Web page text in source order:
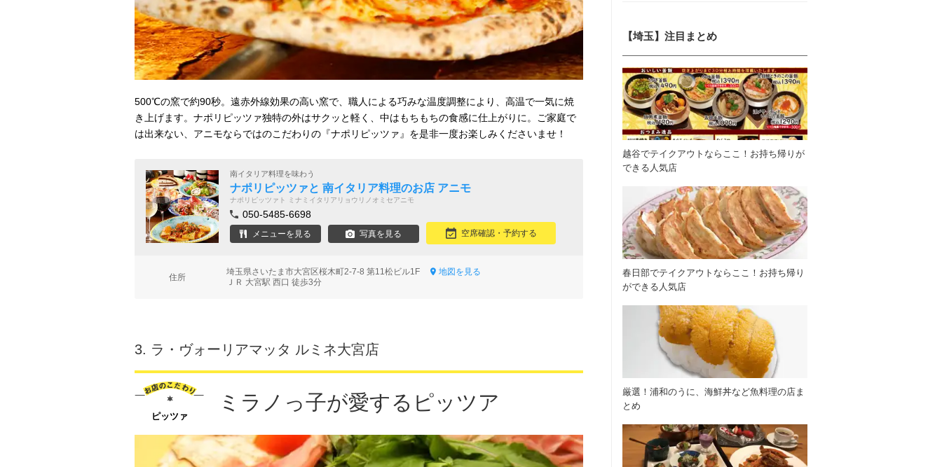
500℃の窯で約90秒。遠赤外線効果の高い窯で、職人による巧みな温度調整により、高温で一気に焼
き上げます。ナポリピッツァ独特の外はサクッと軽く、中はもちもちの食感に仕上がりに。ご家庭で
は出来ない、アニモならではのこだわりの『ナポリピッツァ』を是非一度お楽しみくださいませ！
南イタリア料理を味わう
ナポリピッツァと 南イタリア料理のお店 アニモ
ナポリピッツァト ミナミイタリアリョウリノオミセアニモ
050-5485-6698
メニューを見る 写真を見る 空席確認・予約する
住所
埼玉県さいたま市大宮区桜木町2-7-8 第11松ビル1F
地図を見る
ＪＲ 大宮駅 西口 徒歩3分
3. ラ・ヴォーリアマッタ ルミネ大宮店
ピッツァ
ミラノっ子が愛するピッツア
【埼玉】注目まとめ
越谷でテイクアウトならここ！お持ち帰りが
できる人気店
春日部でテイクアウトならここ！お持ち帰り
ができる人気店
厳選！浦和のうに、海鮮丼など魚料理の店ま
とめ